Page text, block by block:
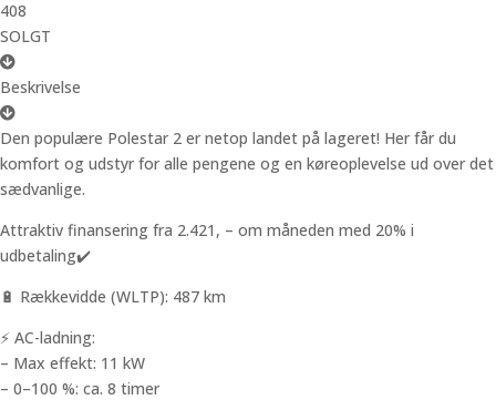
408
SOLGT
Beskrivelse
Den populære Polestar 2 er netop landet på lageret! Her får du
komfort og udstyr for alle pengene og en køreoplevelse ud over det
sædvanlige.
Attraktiv finansering fra 2.421, – om måneden med 20% i
udbetaling✔️
🔋 Rækkevidde (WLTP): 487 km
⚡ AC-ladning:
– Max effekt: 11 kW
– 0–100 %: ca. 8 timer